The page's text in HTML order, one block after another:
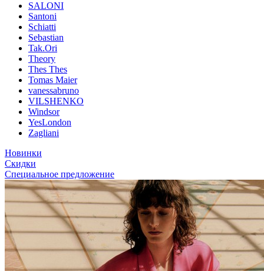
SALONI
Santoni
Schiatti
Sebastian
Tak.Ori
Theory
Thes Thes
Tomas Maier
vanessabruno
VILSHENKO
Windsor
YesLondon
Zagliani
Новинки
Скидки
Специальное предложение